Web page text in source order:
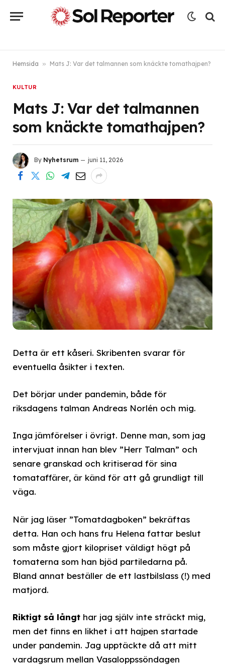
Hemsida » Mats J: Var det talmannen som knäckte tomathajpen?
KULTUR
Mats J: Var det talmannen
som knäckte tomathajpen?
By Nyhetsrum juni 11, 2026
Detta är ett kåseri. Skribenten svarar för
eventuella åsikter i texten.
Det börjar under pandemin, både för
riksdagens talman Andreas Norlén och mig.
Inga jämförelser i övrigt. Denne man, som jag
intervjuat innan han blev ”Herr Talman” och
senare granskad och kritiserad för sina
tomataffärer, är känd för att gå grundligt till
väga.
När jag läser ”Tomatdagboken” bekräftas
detta. Han och hans fru Helena fattar beslut
som måste gjort kilopriset väldigt högt på
tomaterna som han bjöd partiledarna på.
Bland annat beställer de ett lastbilslass (!) med
matjord.
Riktigt så långt har jag själv inte sträckt mig,
men det finns en likhet i att hajpen startade
under pandemin. Jag upptäckte då att mitt
vardagsrum mellan Vasaloppssöndagen